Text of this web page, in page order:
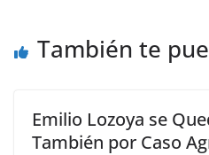
También te
Emilio Lozoya se
También por Caso